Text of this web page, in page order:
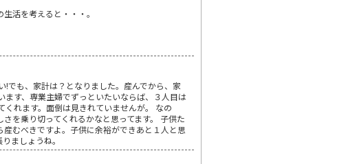
活を考えると・・・。
!でも、家計は？となりました。産んでから、家
す、専業主婦でずっといたいならば、３人目は
れます。面倒は見きれていませんが。 なの
を乗り切ってくれるかなと思ってます。 子供た
むべきですよ。子供に余裕ができあと１人と思
ましょうね。